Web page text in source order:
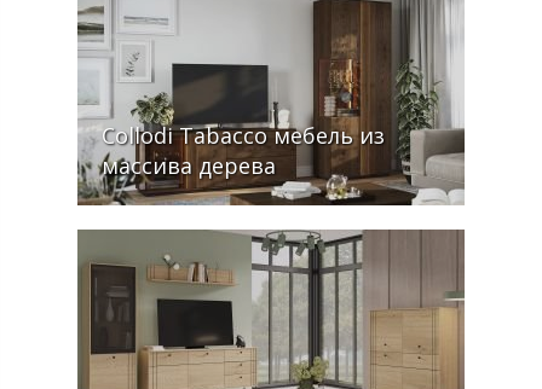
Collodi Tabacco мебель из
массива дерева